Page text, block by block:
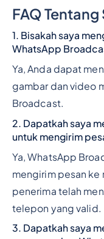
FAQ
1. Bisakah saya
WhatsApp
Ya, Anda dapat
gambar dan video
Broadcast.
2. Dapatkah saya
untuk mengirim
Ya, WhatsApp
mengirim pesan ke
penerima telah
telepon yang valid.
3. Dapatkah saya